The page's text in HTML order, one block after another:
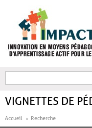
FORMULAIRE DE
VIGNETTES DE
Accueil Recherche